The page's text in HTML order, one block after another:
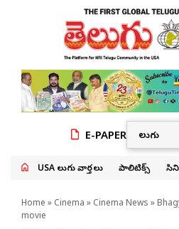
E-PAPER
USA తెలుగు వార్తలు పాలిటిక్స్
Home » Cinema » Cinema News »
movie